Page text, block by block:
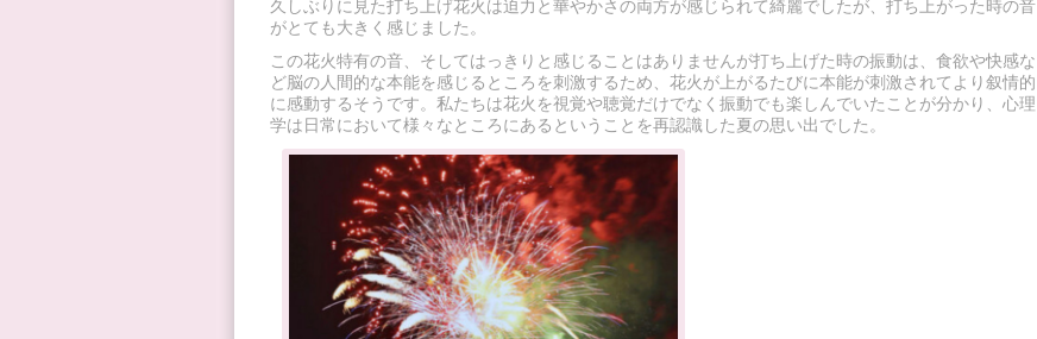
久しぶりに見た打ち上げ花火は迫力と華やかさの両方が感じられて綺麗でしたが、打ち上がった時の音
がとても大きく感じました。
この花火特有の音、そしてはっきりと感じることはありませんが打ち上げた時の振動は、食欲や快感な
ど脳の人間的な本能を感じるところを刺激するため、花火が上がるたびに本能が刺激されてより叙情的
に感動するそうです。私たちは花火を視覚や聴覚だけでなく振動でも楽しんでいたことが分かり、心理
学は日常において様々なところにあるということを再認識した夏の思い出でした。